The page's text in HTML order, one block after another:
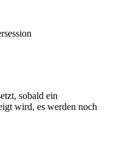
sobald ein
wird, es werden noch